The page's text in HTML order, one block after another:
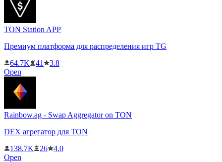
TON Station APP
Премиум платформа для распределения игр TG
64.7K
41
3.8
Open
Rainbow.ag - Swap Aggregator on TON
DEX агрегатор для TON
138.7K
26
4.0
Open